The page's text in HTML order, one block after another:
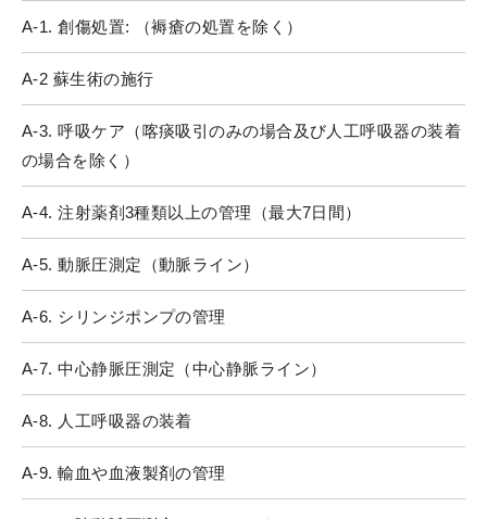
A-1. 創傷処置: （褥瘡の処置を除く）
A-2 蘇生術の施行
A-3. 呼吸ケア（喀痰吸引のみの場合及び人工呼吸器の装着
の場合を除く）
A-4. 注射薬剤3種類以上の管理（最大7日間）
A-5. 動脈圧測定（動脈ライン）
A-6. シリンジポンプの管理
A-7. 中心静脈圧測定（中心静脈ライン）
A-8. 人工呼吸器の装着
A-9. 輸血や血液製剤の管理